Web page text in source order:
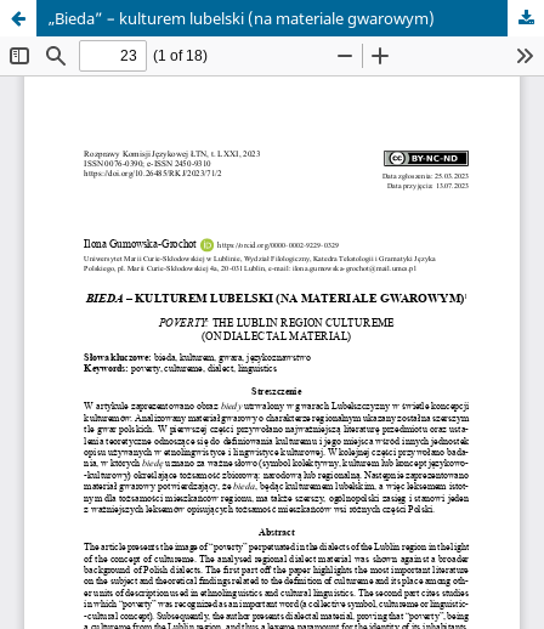
„Bieda” – kulturem lubelski (na materiale gwarowym)